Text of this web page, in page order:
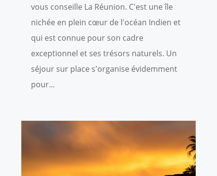
vous conseille La Réunion. C'est une île
nichée en plein cœur de l'océan Indien et
qui est connue pour son cadre
exceptionnel et ses trésors naturels. Un
séjour sur place s'organise évidemment
pour...